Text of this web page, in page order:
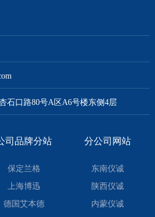
石口路80号A区A6号楼东侧4层
司品牌分站
保定兰格
上海博迅
德国艾本德
分公司网站
东南仪诚
陕西仪诚
内蒙仪诚